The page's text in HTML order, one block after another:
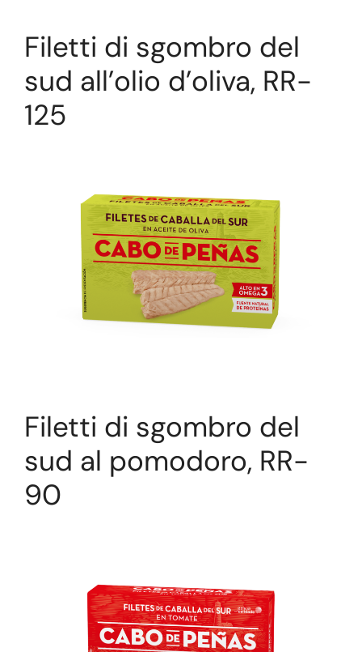
Filetti di sgombro del
sud all’olio d’oliva, RR-
125
Filetti di sgombro del
sud al pomodoro, RR-
90